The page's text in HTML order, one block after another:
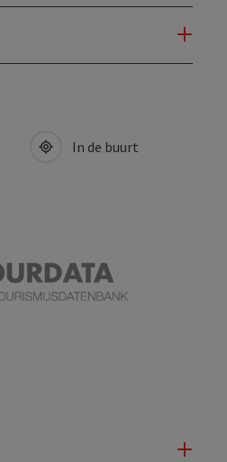
In de buurt